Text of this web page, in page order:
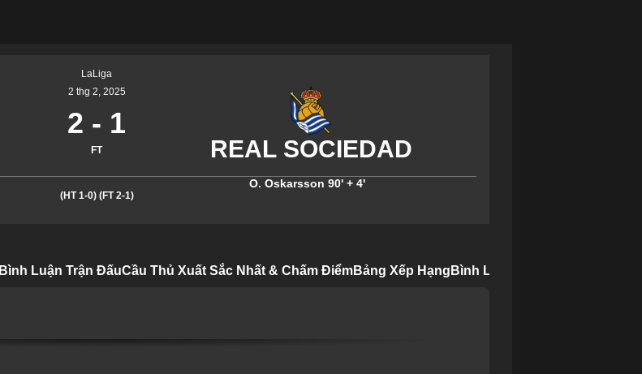
LaLiga
2 thg 2, 2025
2 - 1
FT
O. Oskarsson 90' + 4'
(HT 1-0) (FT 2-1)
Bình Luận Trận ĐấuCầu Thủ Xuất Sắc Nhất & Chấm ĐiểmBảng Xếp Hạng Bình Luận